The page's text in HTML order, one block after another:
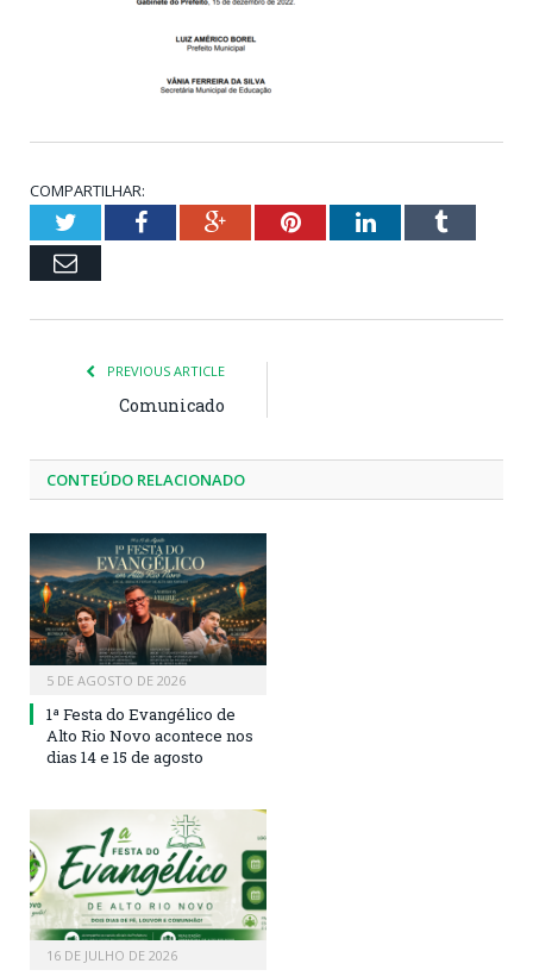
COMPARTILHAR:
TwitterFacebookGoogle+PinterestLinkedInTumblr
Email
PREVIOUS ARTICLE
Comunicado
CONTEÚDO RELACIONADO
5 DE AGOSTO DE 2026
1ª Festa do Evangélico de
Alto Rio Novo acontece nos
dias 14 e 15 de agosto
16 DE JULHO DE 2026